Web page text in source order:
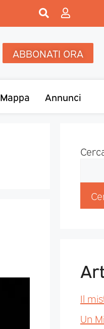
ABBONATI ORA
Mappa Annunci
Il
Un